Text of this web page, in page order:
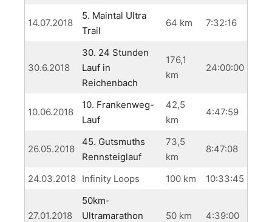
14.07.2018
5. Maintal Ultra
Trail
64 km 7:32:16
30.6.2018
30. 24 Stunden
Lauf in
Reichenbach
176,1
km
24:00:00
10.06.2018
10. Frankenweg-
Lauf
42,5
km
4:47:59
26.05.2018
45. Gutsmuths
Rennsteiglauf
73,5
km
8:47:08
24.03.2018 Infinity Loops 100 km 10:33:45
27.01.2018
50km-
Ultramarathon
50 km 4:39:00